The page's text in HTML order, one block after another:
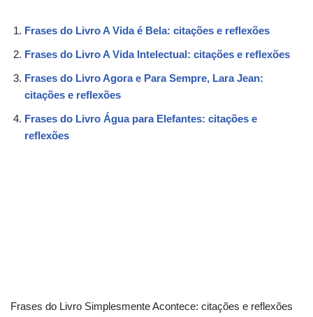
Frases do Livro A Vida é Bela: citações e reflexões
Frases do Livro A Vida Intelectual: citações e reflexões
Frases do Livro Agora e Para Sempre, Lara Jean:
citações e reflexões
Frases do Livro Água para Elefantes: citações e
reflexões
Frases do Livro Simplesmente Acontece: citações e reflexões